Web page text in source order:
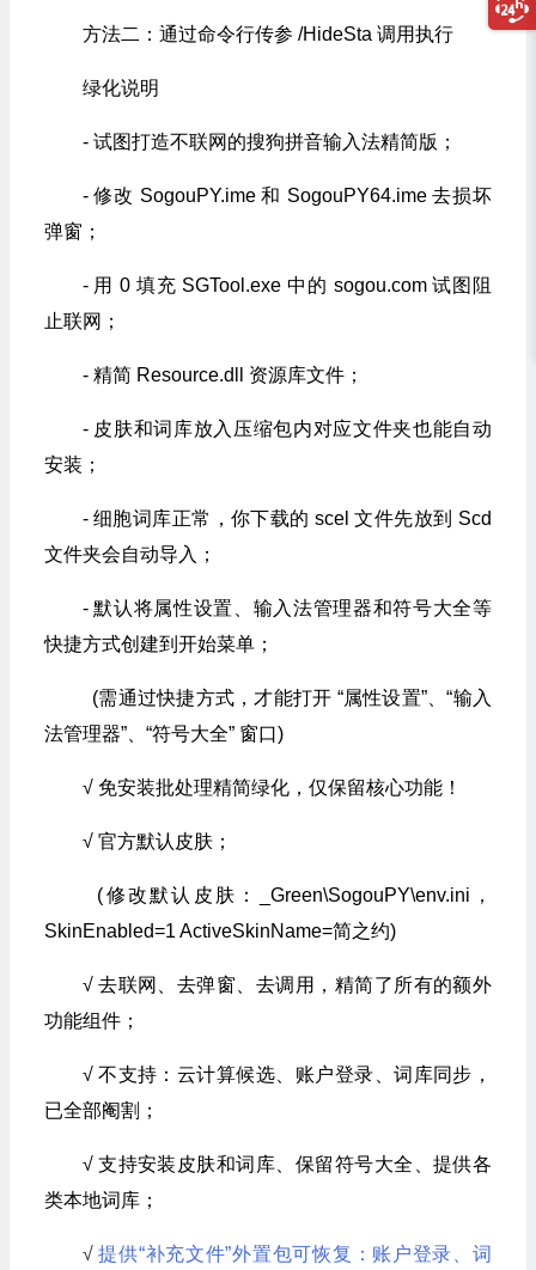
方法二：通过命令行传参 /HideSta 调用执行
绿化说明
- 试图打造不联网的搜狗拼音输入法精简版；
- 修改 SogouPY.ime 和 SogouPY64.ime 去损坏
弹窗；
- 用 0 填充 SGTool.exe 中的 sogou.com 试图阻
止联网；
- 精简 Resource.dll 资源库文件；
- 皮肤和词库放入压缩包内对应文件夹也能自动
安装；
- 细胞词库正常，你下载的 scel 文件先放到 Scd
文件夹会自动导入；
- 默认将属性设置、输入法管理器和符号大全等
快捷方式创建到开始菜单；
(需通过快捷方式，才能打开 “属性设置”、“输入
法管理器”、“符号大全” 窗口)
√ 免安装批处理精简绿化，仅保留核心功能！
√ 官方默认皮肤；
(修改默认皮肤：_Green\SogouPY\env.ini，
SkinEnabled=1 ActiveSkinName=简之约)
√ 去联网、去弹窗、去调用，精简了所有的额外
功能组件；
√ 不支持：云计算候选、账户登录、词库同步，
已全部阉割；
√ 支持安装皮肤和词库、保留符号大全、提供各
类本地词库；
√提供“补充文件”外置包可恢复：账户登录、词